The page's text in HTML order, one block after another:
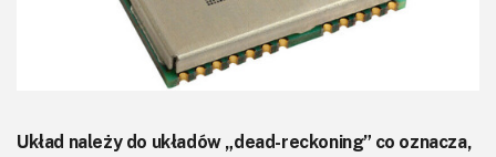
Układ należy do układów „dead-reckoning” co oznacza,